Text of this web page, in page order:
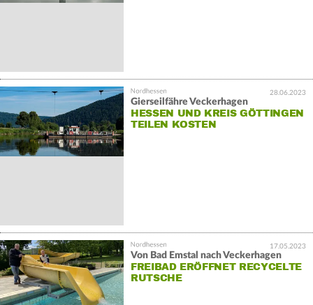
28.06.2023
Gierseilfähre Veckerhagen
HESSEN UND KREIS GÖTTINGEN
TEILEN KOSTEN
17.05.2023
Von Bad Emstal nach Veckerhagen
FREIBAD ERÖFFNET RECYCELTE
RUTSCHE